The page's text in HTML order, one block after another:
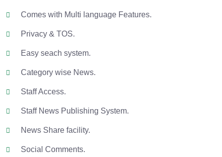
Comes with Multi language Features.
Privacy & TOS.
Easy seach system.
Category wise News.
Staff Access.
Staff News Publishing System.
News Share facility.
Social Comments.